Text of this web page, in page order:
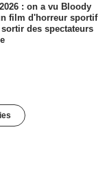
: on a vu Bloody
film d'horreur sportif
des spectateurs